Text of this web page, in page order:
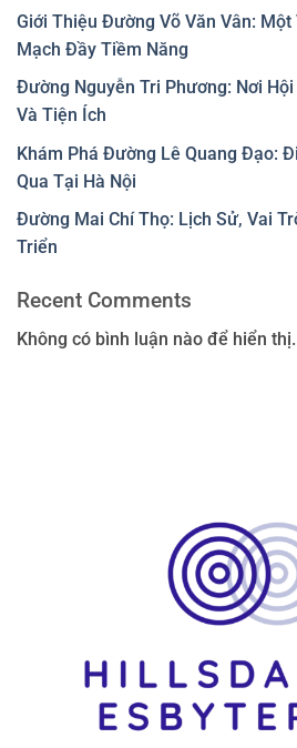
Giới Thiệu Đường Võ Văn Vân:
Mạch Đầy Tiềm Năng
Đường Nguyễn Tri Phương: Nơi
Và Tiện Ích
Khám Phá Đường Lê Quang Đạo:
Qua Tại Hà Nội
Đường Mai Chí Thọ: Lịch Sử, Vai
Triển
Recent Comments
Không có bình luận nào để hiển thị.